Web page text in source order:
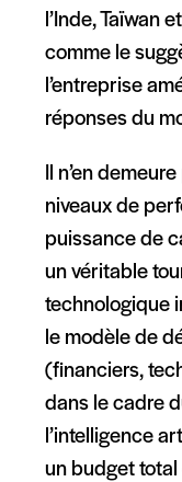
l’Inde, Taïwan
comme le
l’entreprise
réponses du
Il n’en
niveaux de
puissance de
un véritable
technologique
le modèle de
(financiers,
dans le cadre
l’intelligence
un budget